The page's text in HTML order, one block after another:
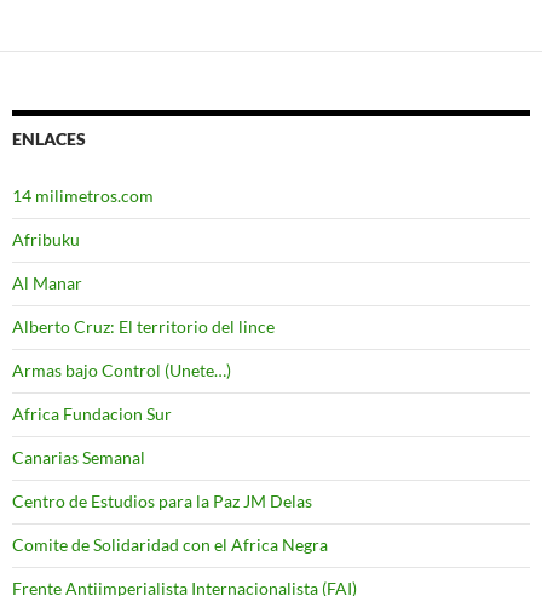
ENLACES
14 milimetros.com
Afribuku
Al Manar
Alberto Cruz: El territorio del lince
Armas bajo Control (Unete…)
Africa Fundacion Sur
Canarias Semanal
Centro de Estudios para la Paz JM Delas
Comite de Solidaridad con el Africa Negra
Frente Antiimperialista Internacionalista (FAI)